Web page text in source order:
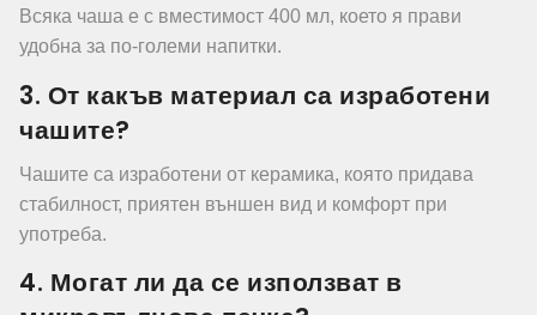
Всяка чаша е с вместимост 400 мл, което я прави
удобна за по-големи напитки.
3. От какъв материал са изработени
чашите?
Чашите са изработени от керамика, която придава
стабилност, приятен външен вид и комфорт при
употреба.
4. Могат ли да се използват в